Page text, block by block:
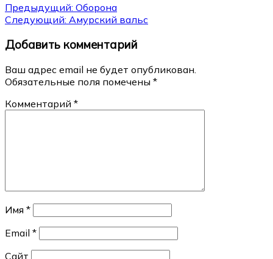
Навигация
по
записям
Предыдущий: Оборона
Следующий: Амурский вальс
Добавить комментарий
Ваш адрес email не будет опубликован.
Обязательные поля помечены *
Комментарий *
Имя *
Email *
Сайт